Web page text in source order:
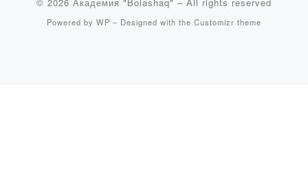
Powered by WP – Designed with the Customizr theme